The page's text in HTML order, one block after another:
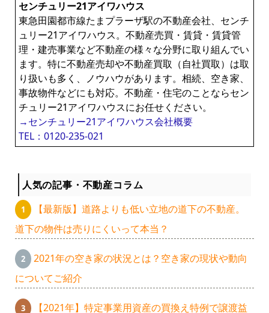
センチュリー21アイワハウス
東急田園都市線たまプラーザ駅の不動産会社、センチ
ュリー21アイワハウス。不動産売買・賃貸・賃貸管
理・建売事業など不動産の様々な分野に取り組んでい
ます。特に不動産売却や不動産買取（自社買取）は取
り扱いも多く、ノウハウがあります。相続、空き家、
事故物件などにも対応。不動産・住宅のことならセン
チュリー21アイワハウスにお任せください。
→センチュリー21アイワハウス会社概要
TEL：0120-235-021
人気の記事・不動産コラム
【最新版】道路よりも低い立地の道下の不動産。
道下の物件は売りにくいって本当？
2021年の空き家の状況とは？空き家の現状や動向
についてご紹介
【2021年】特定事業用資産の買換え特例で譲渡益